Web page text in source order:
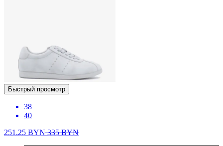
Быстрый просмотр
38
40
251.25 BYN335BYN